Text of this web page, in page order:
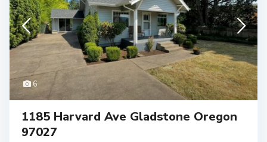
6
1185 Harvard Ave Gladstone Oregon
97027